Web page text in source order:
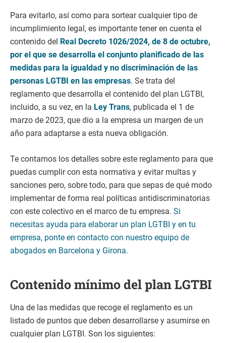
Para evitarlo, así como para sortear cualquier tipo de
incumplimiento legal, es importante tener en cuenta el
contenido del Real Decreto 1026/2024, de 8 de octubre,
por el que se desarrolla el conjunto planificado de las
medidas para la igualdad y no discriminación de las
personas LGTBI en las empresas. Se trata del
reglamento que desarrolla el contenido del plan LGTBI,
incluido, a su vez, en la Ley Trans, publicada el 1 de
marzo de 2023, que dio a la empresa un margen de un
año para adaptarse a esta nueva obligación.
Te contamos los detalles sobre este reglamento para que
puedas cumplir con esta normativa y evitar multas y
sanciones pero, sobre todo, para que sepas de qué modo
implementar de forma real políticas antidiscriminatorias
con este colectivo en el marco de tu empresa. Si
necesitas ayuda para elaborar un plan LGTBI y en tu
empresa, ponte en contacto con nuestro equipo de
abogados en Barcelona y Girona.
Contenido mínimo del plan LGTBI
Una de las medidas que recoge el reglamento es un
listado de puntos que deben desarrollarse y asumirse en
cualquier plan LGTBI. Son los siguientes: